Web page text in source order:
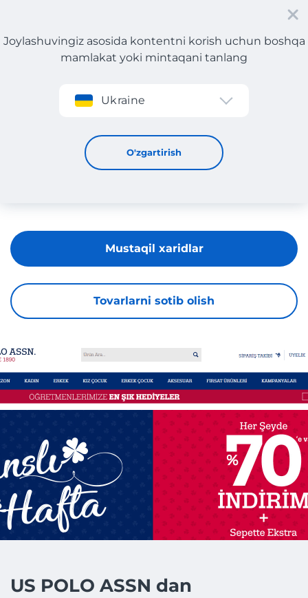
Roʻyxatdan oʻtish
Joylashuvingiz asosida kontentni korish uchun boshqa
mamlakat yoki mintaqani tanlang
Ukraine
O'zgartirish
US POLO ASSN
Tovarlarni sotib olish
Mustaqil xaridlar
US POLO ASSN dan